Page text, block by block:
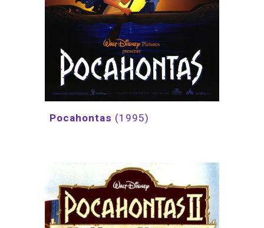
Pocahontas (1995)